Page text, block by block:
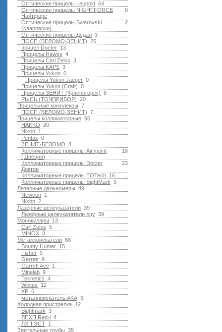
64
Оптические прицелы Leupold
0
Оптические прицелы NIGHTFORCE
Найтфорс
2
Оптические прицелы Swarovski
(сваровски)
3
Оптические прицелы Дедал
25
ПОСП (БЕЛОМО-ЗЕНИТ)
13
прицел Docter
4
Прицелы Hawke
3
Прицелы Carl Zeiss
3
Прицелы KAPS
0
Прицелы Yukon
0
Прицелы Yukon Jaeger
0
Прицелы Yukon (Craft)
8
Прицелы ЗЕНИТ (Красногорск)
20
РЫСЬ (ТОЧПРИБОР)
7
Прицельные комплексы
7
ПОСП (БЕЛОМО-ЗЕНИТ)
95
Прицелы коллиматорные
20
HAKKO
1
Nikon
0
Pentax
8
ЗЕНИТ-БЕЛОМО
18
Коллиматорные прицелы Aimpoint
(Швеция)
23
Коллиматорные прицелы Docter
Доктор
16
Коллиматорные прицелы EOTech
9
Коллиматорные прицелы SightMark
49
Лазерные дальномеры
1
Newcon
2
Nikon
39
Лазерные целеуказатели
39
Лазерные целеуказатели лцу
13
Монокуляры
5
Carl Zeiss
8
MINOX
68
Металлоискатели
15
Bounty Hunter
9
Fisher
9
Garrett
1
Garrett Ace
9
Minelab
4
Teknetics
12
Whites
6
XP
3
металлоискатель AKA
12
Холодная пристрелка
3
Sightmark
4
ЛПХП Red-i
1
ЛХП ЭСТ
35
Зрительные трубы